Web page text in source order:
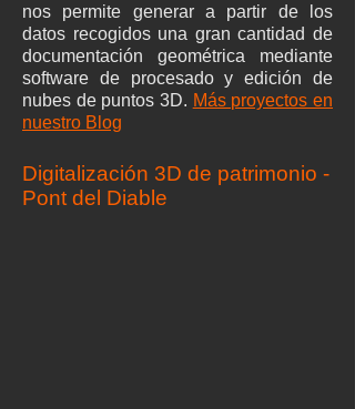
nos permite generar a partir de los
datos recogidos una gran cantidad de
documentación geométrica mediante
software de procesado y
edición de
nubes de puntos 3D. Más proyectos en
nuestro Blog
Digitalización 3D de patrimonio -
Pont del Diable